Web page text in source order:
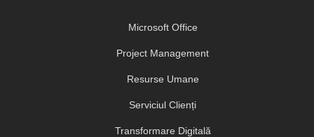
Microsoft Office
Project Management
Resurse Umane
Serviciul Clienți
Transformare Digitală